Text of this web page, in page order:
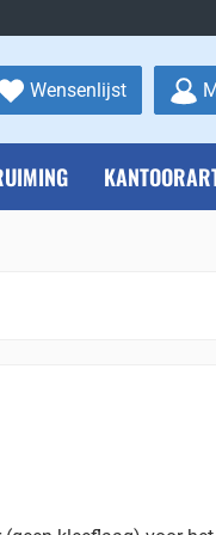
WensenlijstJe hebt 0